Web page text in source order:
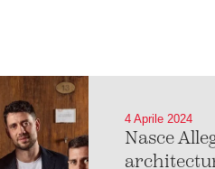
4 Aprile 2024
Nasce